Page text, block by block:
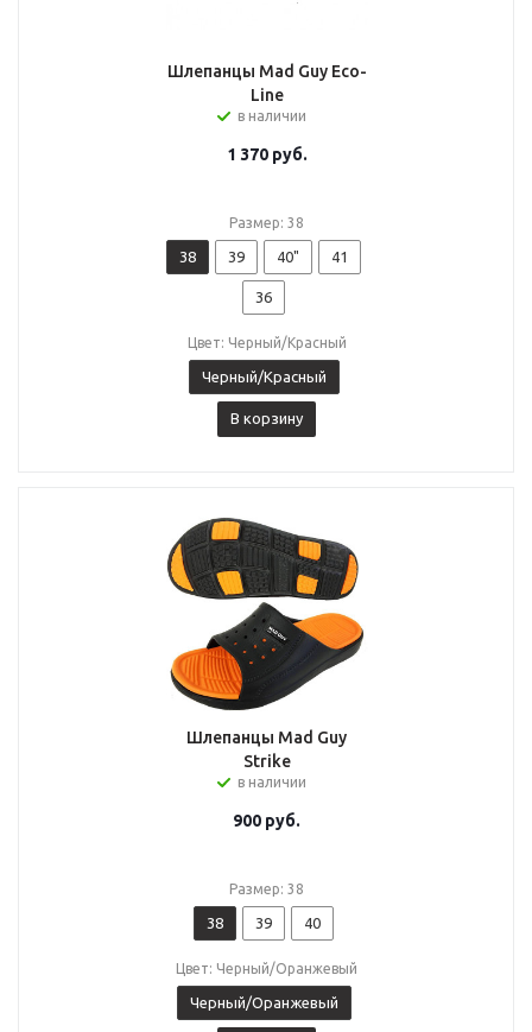
Шлепанцы Mad Guy Eco-
Line
в наличии
1 370руб.
Размер: 38
38 39 40" 41
36
Цвет: Черный/Красный
Черный/Красный
В корзину
Шлепанцы Mad Guy
Strike
в наличии
900 руб.
Размер: 38
38 39 40
Цвет: Черный/Оранжевый
Черный/Оранжевый